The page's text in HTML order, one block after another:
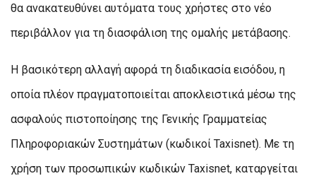
θα ανακατευθύνει αυτόματα τους χρήστες στο νέο
περιβάλλον για τη διασφάλιση της ομαλής μετάβασης.
Η βασικότερη αλλαγή αφορά τη διαδικασία εισόδου, η
οποία πλέον πραγματοποιείται αποκλειστικά μέσω της
ασφαλούς πιστοποίησης της Γενικής Γραμματείας
Πληροφοριακών Συστημάτων (κωδικοί Taxisnet). Με τη
χρήση των προσωπικών κωδικών Taxisnet, καταργείται